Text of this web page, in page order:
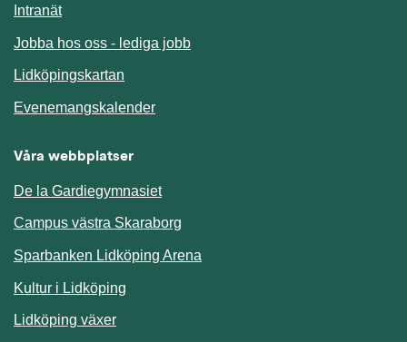
IntranätLänk till annan webbplats.
Jobba hos oss - lediga jobb
Lidköpingskartan
EvenemangskalenderLänk till annan webbplats.
Våra webbplatser
De la Gardiegymnasiet
Campus västra Skaraborg
Sparbanken Lidköping Arena
Kultur i Lidköping
Lidköping växer